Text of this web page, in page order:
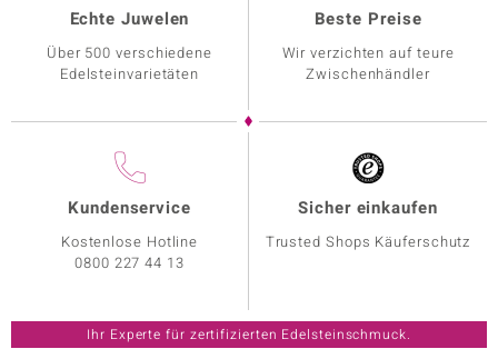
Echte Juwelen
Über 500 verschiedene
Edelsteinvarietäten
Beste Preise
Wir verzichten auf teure
Zwischenhändler
Kundenservice
Kostenlose Hotline
0800 227 44 13
Sicher einkaufen
Trusted Shops Käuferschutz
Ihr Experte für zertifizierten Edelsteinschmuck.